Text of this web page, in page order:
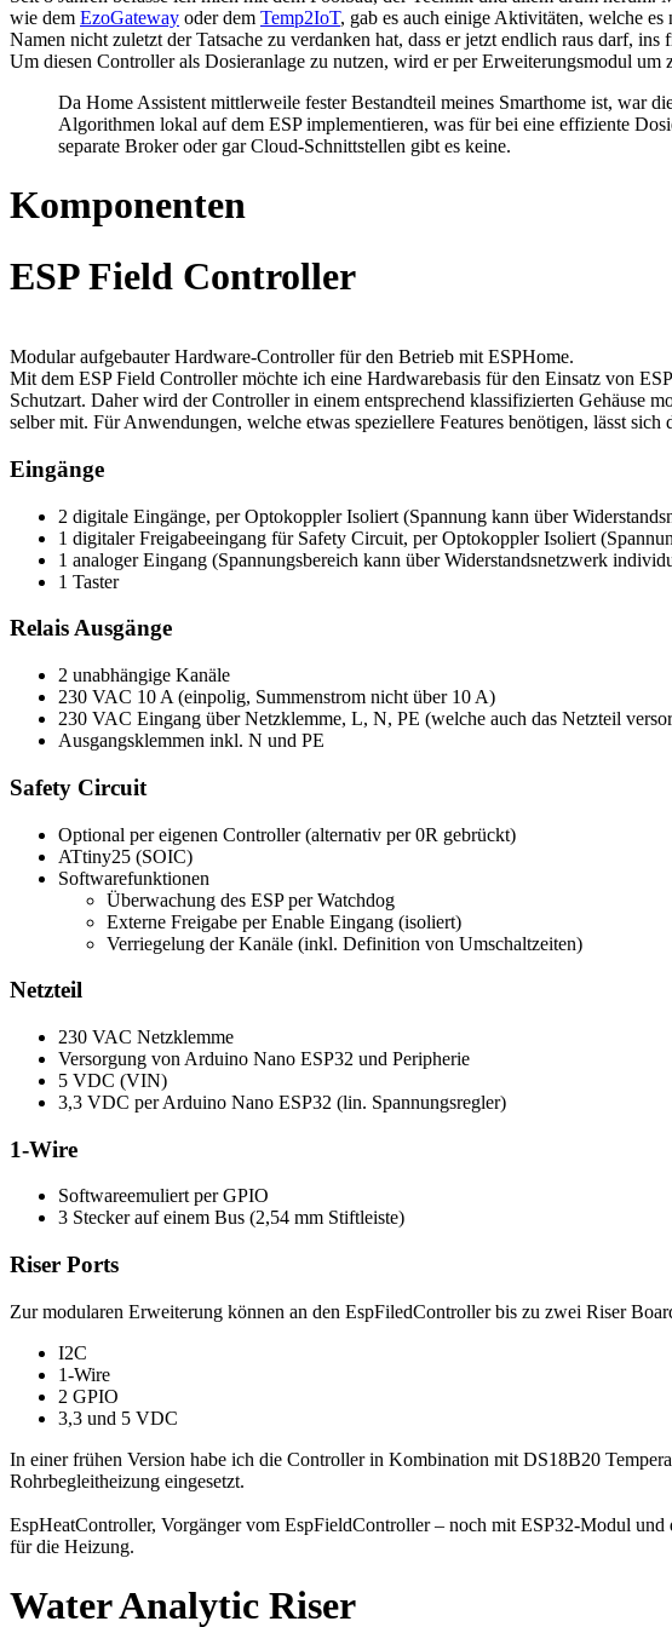
wie dem EzoGateway oder dem Temp2IoT, gab es auch einige Aktivitäten, welche
Namen nicht zuletzt der Tatsache zu verdanken hat, dass er jetzt endlich raus darf,
Um diesen Controller als Dosieranlage zu nutzen, wird er per Erweiterungsmodul
Da Home Assistent mittlerweile fester Bestandteil meines Smarthome ist, war
Algorithmen lokal auf dem ESP implementieren, was für bei eine effiziente
separate Broker oder gar Cloud-Schnittstellen gibt es keine.
Komponenten
ESP Field Controller
Modular aufgebauter Hardware-Controller für den Betrieb mit ESPHome.
Mit dem ESP Field Controller möchte ich eine Hardwarebasis für den Einsatz von
Schutzart. Daher wird der Controller in einem entsprechend klassifizierten Gehäuse
selber mit. Für Anwendungen, welche etwas speziellere Features benötigen, lässt
Eingänge
2 digitale Eingänge, per Optokoppler Isoliert (Spannung kann über
1 digitaler Freigabeeingang für Safety Circuit, per Optokoppler Isoliert
1 analoger Eingang (Spannungsbereich kann über Widerstandsnetzwerk
1 Taster
Relais Ausgänge
2 unabhängige Kanäle
230 VAC 10 A (einpolig, Summenstrom nicht über 10 A)
230 VAC Eingang über Netzklemme, L, N, PE (welche auch das Netzteil
Ausgangsklemmen inkl. N und PE
Safety Circuit
Optional per eigenen Controller (alternativ per 0R gebrückt)
ATtiny25 (SOIC)
Softwarefunktionen
Überwachung des ESP per Watchdog
Externe Freigabe per Enable Eingang (isoliert)
Verriegelung der Kanäle (inkl. Definition von Umschaltzeiten)
Netzteil
230 VAC Netzklemme
Versorgung von Arduino Nano ESP32 und Peripherie
5 VDC (VIN)
3,3 VDC per Arduino Nano ESP32 (lin. Spannungsregler)
1-Wire
Softwareemuliert per GPIO
3 Stecker auf einem Bus (2,54 mm Stiftleiste)
Riser Ports
Zur modularen Erweiterung können an den EspFiledController bis zu zwei Riser
I2C
1-Wire
2 GPIO
3,3 und 5 VDC
In einer frühen Version habe ich die Controller in Kombination mit DS18B20
Rohrbegleitheizung eingesetzt.
EspHeatController, Vorgänger vom EspFieldController – noch mit ESP32-Modul
für die Heizung.
Water Analytic Riser